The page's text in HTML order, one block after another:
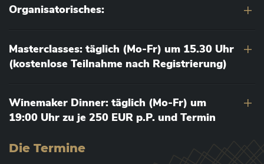
Organisatorisches:
Masterclasses: täglich (Mo-Fr) um 15.30 Uhr
(kostenlose Teilnahme nach Registrierung)
Winemaker Dinner: täglich (Mo-Fr) um
19:00 Uhr zu je 250 EUR p.P. und Termin
Die Termine